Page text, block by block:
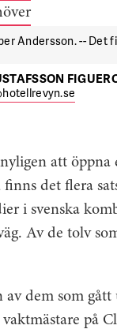
Andersson. --
att
det flera
i svenska
Av de tolv
av dem som
på